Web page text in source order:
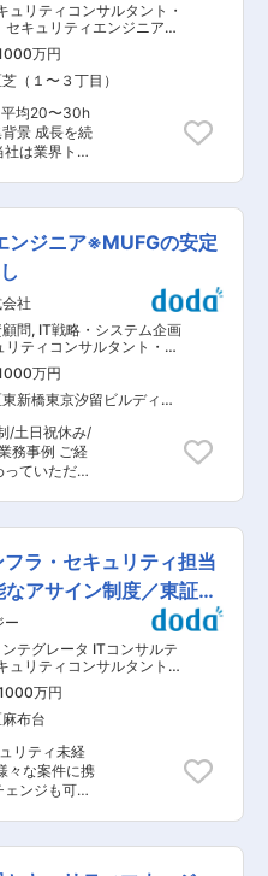
ュリティコンサルタント・
セキュリティエンジニア
・ネットワークセキュリ
万円
（１〜３丁目）
平均20〜30h
は業界トッ
の推進が加
ティ体制の
ティ・ITガバ
を巻き込み
マネージャ
備や運用管
で、どう向
ての答えをつ
キュリティ
の推進 ・情
推進 ・情報
企画・維持管
ク低減に向
デント対応
の推進 ・社
プ内各社の情
セキュリティ
期にある組
きる ・ 開
ュリティ体
める ・選択型
学習ツール
福利厚生も
AWS
外イベント
構成されて
長職で活躍し
す。 ■社
ンジニア※MUFGの安定
社
問, IT戦略・システム企画
リティコンサルタント・ア
万円
新橋東京汐留ビルディン
/土日祝休み/
務事例 ご経
ていただき
社員教育、啓
グループ横
会社の定める
おり、市場
業界でもあ
も国内トップ
水準のセキュ
になりま
程度となっ
取得可能 ・
取得可能 ※取
度実績) ・
に業務を終わ
フラ・セキュリティ担当
アサイン制度／東証プ
ー
テグレータ ITコンサルテ
ュリティコンサルタント・
セキュリティエンジニア
・ネットワークセキュリ
万円
布台
リティ未経
々な案件に携
ェンジも可
母体のSI組